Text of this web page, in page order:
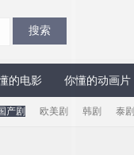
的电影 你懂的动画片
产剧 欧美剧 韩剧 泰剧